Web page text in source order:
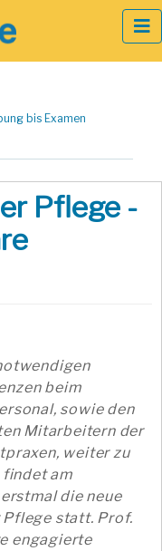
bis Examen
Pflege -
beim
sowie den
Mitarbeitern der
weiter zu
findet am
die neue
Pflege statt. Prof.
engagierte